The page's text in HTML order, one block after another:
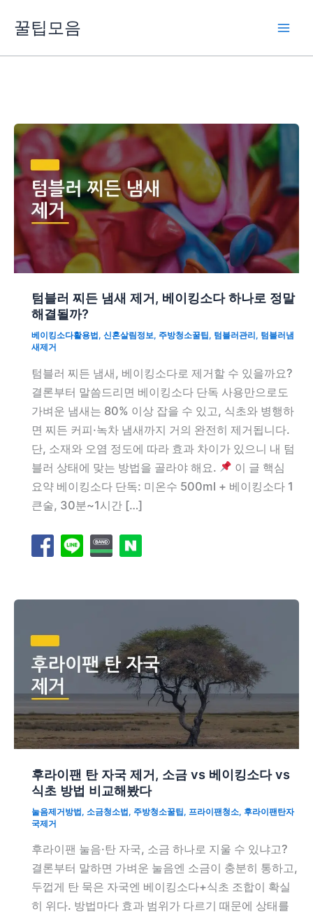
꿀팁모음
텀블러 찌든 냄새 제거, 베이킹소다 하나로 정말
해결될까?
베이킹소다활용법 , 신혼살림정보, 주방청소꿀팁 , 텀블러관리 , 텀블러냄
새제거
텀블러 찌든 냄새, 베이킹소다로 제거할 수 있을까요?
결론부터 말씀드리면 베이킹소다 단독 사용만으로도
가벼운 냄새는 80% 이상 잡을 수 있고, 식초와 병행하
면 찌든 커피·녹차 냄새까지 거의 완전히 제거됩니다.
단, 소재와 오염 정도에 따라 효과 차이가 있으니 내 텀
블러 상태에 맞는 방법을 골라야 해요.
이 글 핵심
요약 베이킹소다 단독: 미온수 500ml + 베이킹소다 1
큰술, 30분~1시간 […]
후라이팬 탄 자국 제거, 소금 vs 베이킹소다 vs
식초 방법 비교해봤다
눌음제거방법, 소금청소법, 주방청소꿀팁, 프라이팬청소, 후라이팬탄자
국제거
후라이팬 눌음·탄 자국, 소금 하나로 지울 수 있냐고?
결론부터 말하면 가벼운 눌음엔 소금이 충분히 통하고,
두껍게 탄 묵은 자국엔 베이킹소다+식초 조합이 확실
히 위다. 방법마다 효과 범위가 다르기 때문에 상태를